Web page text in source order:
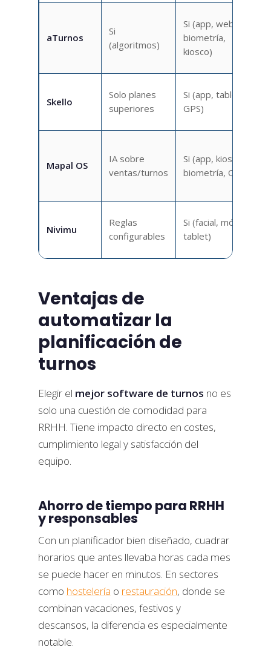
aTurnos
Si
(algoritmos)
Si (app, web,
biometría,
kiosco)
Skello
Solo planes
superiores
Si (app, tablet,
GPS)
Mapal OS
IA sobre
ventas/turnos
Si (app, kiosco,
biometría, QR)
Nivimu
Reglas
configurables
Si (facial, móvil,
tablet)
Ventajas de
automatizar la
planificación de
turnos
Elegir el mejor software de turnos no es
solo una cuestión de comodidad para
RRHH. Tiene impacto directo en costes,
cumplimiento legal y satisfacción del
equipo.
Ahorro de tiempo para RRHH
y responsables
Con un planificador bien diseñado, cuadrar
horarios que antes llevaba horas cada mes
se puede hacer en minutos. En sectores
como hostelería o restauración, donde se
combinan vacaciones, festivos y
descansos, la diferencia es especialmente
notable.